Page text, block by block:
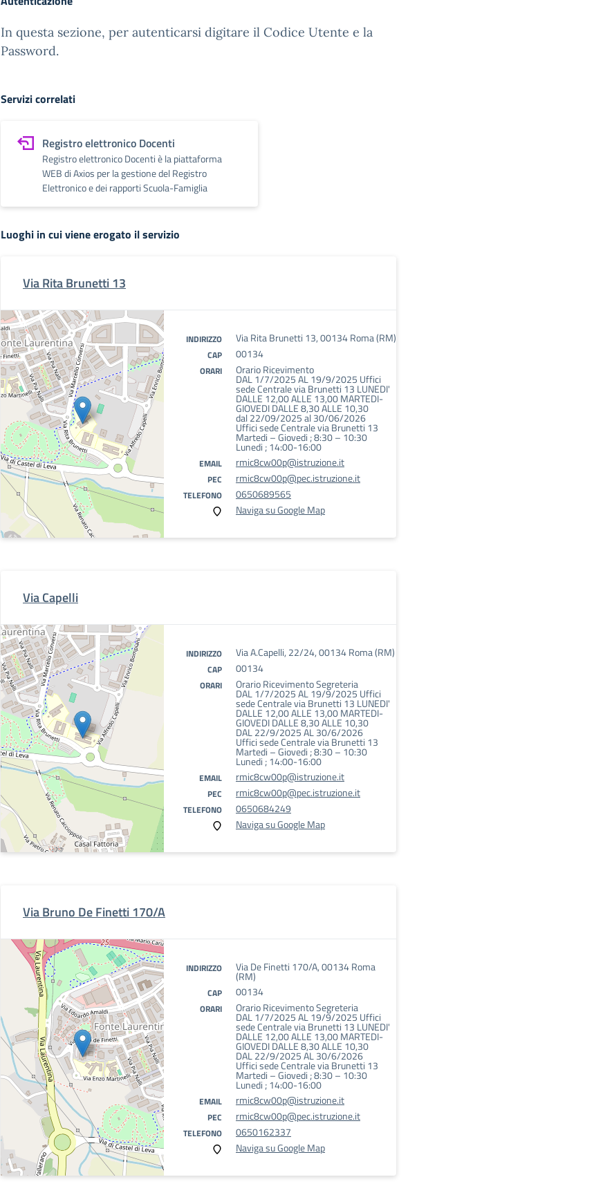
In questa sezione, per autenticarsi digitare il Codice Utente e la
Password.
Servizi correlati
Registro elettronico Docenti
Registro elettronico Docenti è la piattaforma
WEB di Axios per la gestione del Registro
Elettronico e dei rapporti Scuola-Famiglia
Luoghi in cui viene erogato il servizio
Via Rita Brunetti 13
INDIRIZZO Via Rita Brunetti 13, 00134 Roma (RM)
CAP 00134
ORARI Orario Ricevimento
DAL 1/7/2025 AL 19/9/2025 Uffici
sede Centrale via Brunetti 13 LUNEDI'
DALLE 12,00 ALLE 13,00 MARTEDI-
GIOVEDI DALLE 8,30 ALLE 10,30
dal 22/09/2025 al 30/06/2026
Uffici sede Centrale via Brunetti 13
Martedi – Giovedi ; 8:30 – 10:30
Lunedi ; 14:00-16:00
EMAIL rmic8cw00p@istruzione.it
PEC rmic8cw00p@pec.istruzione.it
TELEFONO
0650689565
Naviga su Google Map
Via Capelli
INDIRIZZO Via A.Capelli, 22/24, 00134 Roma (RM)
CAP 00134
ORARI Orario Ricevimento Segreteria
DAL 1/7/2025 AL 19/9/2025 Uffici
sede Centrale via Brunetti 13 LUNEDI'
DALLE 12,00 ALLE 13,00 MARTEDI-
GIOVEDI DALLE 8,30 ALLE 10,30
DAL 22/9/2025 AL 30/6/2026
Uffici sede Centrale via Brunetti 13
Martedi – Giovedi ; 8:30 – 10:30
Lunedi ; 14:00-16:00
EMAIL rmic8cw00p@istruzione.it
PEC rmic8cw00p@pec.istruzione.it
TELEFONO
0650684249
Naviga su Google Map
Via Bruno De Finetti 170/A
INDIRIZZO Via De Finetti 170/A, 00134 Roma
(RM)
CAP 00134
ORARI Orario Ricevimento Segreteria
DAL 1/7/2025 AL 19/9/2025 Uffici
sede Centrale via Brunetti 13 LUNEDI'
DALLE 12,00 ALLE 13,00 MARTEDI-
GIOVEDI DALLE 8,30 ALLE 10,30
DAL 22/9/2025 AL 30/6/2026
Uffici sede Centrale via Brunetti 13
Martedi – Giovedi ; 8:30 – 10:30
Lunedi ; 14:00-16:00
EMAIL rmic8cw00p@istruzione.it
PEC rmic8cw00p@pec.istruzione.it
TELEFONO
0650162337
Naviga su Google Map